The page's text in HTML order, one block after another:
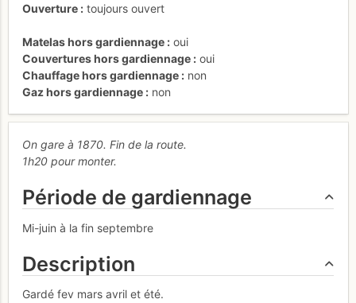
Ouverture
toujours ouvert
Matelas hors gardiennage
oui
Couvertures hors gardiennage
oui
Chauffage hors gardiennage
non
Gaz hors gardiennage
non
On gare à 1870. Fin de la route.
1h20 pour monter.
Période de gardiennage
Mi-juin à la fin septembre
Description
Gardé fev mars avril et été.